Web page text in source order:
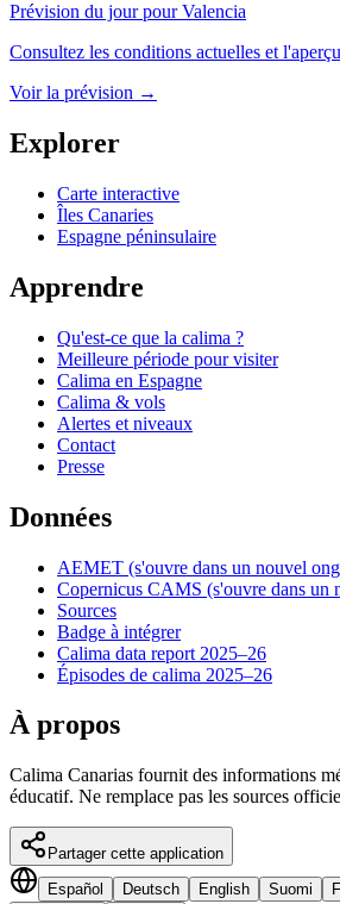
Prévision du jour pour Valencia
Consultez les conditions actuelles et
Voir la prévision →
Explorer
Carte interactive
Îles Canaries
Espagne péninsulaire
Apprendre
Qu'est-ce que la calima ?
Meilleure période pour visiter
Calima en Espagne
Calima & vols
Alertes et niveaux
Contact
Presse
Données
AEMET (s'ouvre dans un nouvel
Copernicus CAMS (s'ouvre dans un
Sources
Badge à intégrer
Calima data report 2025–26
Épisodes de calima 2025–26
À propos
Calima Canarias fournit des informations
éducatif. Ne remplace pas les sources
Partager cette application
Español
Deutsch English Suomi